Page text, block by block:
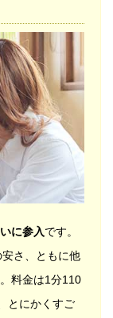
に参入です。
さ、ともに他
料金は1分110
とにかくすご